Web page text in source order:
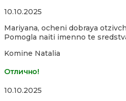
Rated
out
of
10.10.2025
Mariyana, ocheni dobraya
Pomogla naiti imenno te
Komine Natalia
Отлично!
Rated
10.10.2025